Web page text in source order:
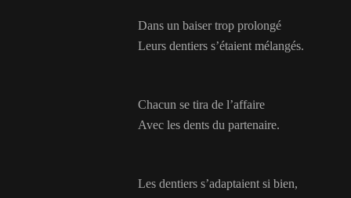
Dans un baiser trop prolongé
Leurs dentiers s’étaient mélangés.
Chacun se tira de l’affaire
Avec les dents du partenaire.
Les dentiers s’adaptaient si bien,